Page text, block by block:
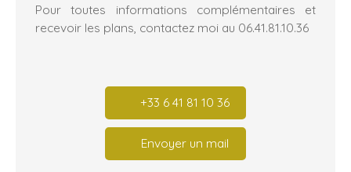
Pour toutes informations complémentaires et
recevoir les plans, contactez moi au 06.41.81.10.36
+33 6 41 81 10 36
Envoyer un mail